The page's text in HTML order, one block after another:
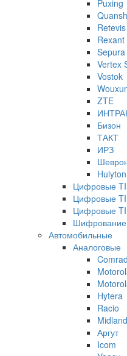
Puxing
Retevis
Rexant
Sepura
Vertex
Vostok
ZTE
Бизон
ТАКТ
ИРЗ
Huiyton
Цифровые
Цифровые
Цифровые
Шифрование
Автомобильные
Аналоговые
Hytera
Racio
Midland
Аргут
Icom